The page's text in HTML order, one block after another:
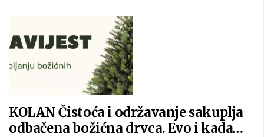
KOLAN Čistoća i održavanje sakuplja
odbačena božićna drvca. Evo i kada…